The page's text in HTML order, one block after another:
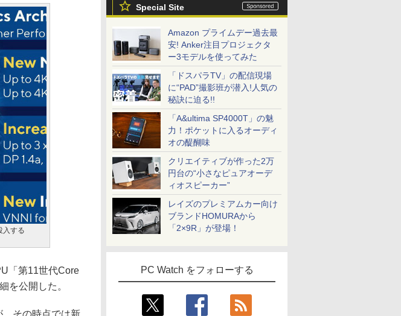
Special Site
Amazon プライムデー過去最
安! Anker注目プロジェクタ
ー3モデルを使ってみた
「ドスパラTV」の配信現場
に“PAD”撮影班が潜入!人気の
秘訣に迫る!!
「A&ultima SP4000T」の魅
力！ポケットに入るオーディ
オの醍醐味
クリエイティブが作った2万
円台の“小さなピュアオーデ
ィオスピーカー”
レイズのプレミアムカー向け
ブランドHOMURAから
「2×9R」が登場！
PC Watch をフォローする
入する
「第11世代Core
を公開した。
、その時点では新